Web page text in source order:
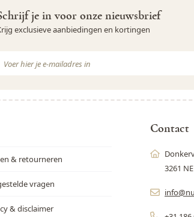
je in voor onze nieuwsbrief
exclusieve aanbiedingen en kortingen
& retourneren
vragen
& disclaimer
Contact
3261